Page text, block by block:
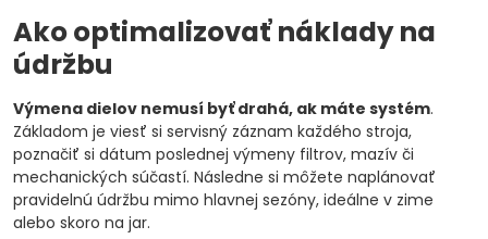
Ako optimalizovať náklady na
údržbu
Výmena dielov nemusí byť drahá, ak máte systém.
Základom je viesť si servisný záznam každého stroja,
poznačiť si dátum poslednej výmeny filtrov, mazív či
mechanických súčastí. Následne si môžete naplánovať
pravidelnú údržbu mimo hlavnej sezóny, ideálne v zime
alebo skoro na jar.